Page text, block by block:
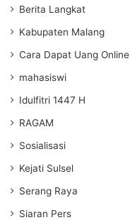
Berita Langkat
Kabupaten Malang
Cara Dapat Uang Online
mahasiswi
Idulfitri 1447 H
RAGAM
Sosialisasi
Kejati Sulsel
Serang Raya
Siaran Pers